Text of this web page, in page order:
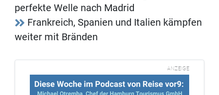
perfekte Welle nach Madrid
Frankreich, Spanien und Italien kämpfen
weiter mit Bränden
ANZEIGE